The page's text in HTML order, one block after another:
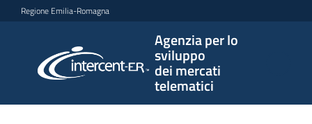
Vai al contenuto
Vai alla navigazione
Vai al footer
Regione Emilia-Romagna
Agenzia per lo
sviluppo
dei mercati
telematici
per lo
sviluppo